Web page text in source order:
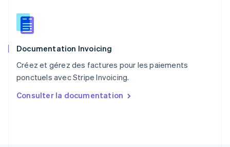
Documentation Invoicing
Créez et gérez des factures pour les paiements
ponctuels avec Stripe Invoicing.
Consulter la documentation
English
Roumanie
Royaume-Uni
Singapour
English 简体中文
English